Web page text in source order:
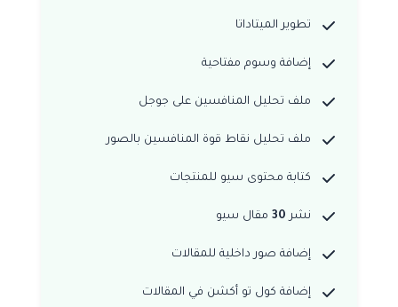
تطوير الميتاداتا
إضافة وسوم مفتاحية
ملف تحليل المنافسين على جوجل
ملف تحليل نقاط قوة المنافسين بالصور
كتابة محتوى سيو للمنتجات
نشر 30 مقال سيو
إضافة صور داخلية للمقالات
إضافة كول تو أكشن في المقالات